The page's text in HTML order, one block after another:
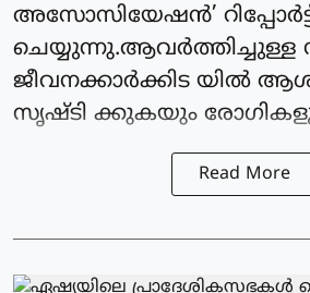
അസോസിയേഷന്‍’
ജീവനക്കാര്‍ക്കിട യില്‍
സൃഷ്ടി ക്കുകയും
Read More